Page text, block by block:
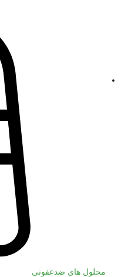
محلول های ضدعفونی